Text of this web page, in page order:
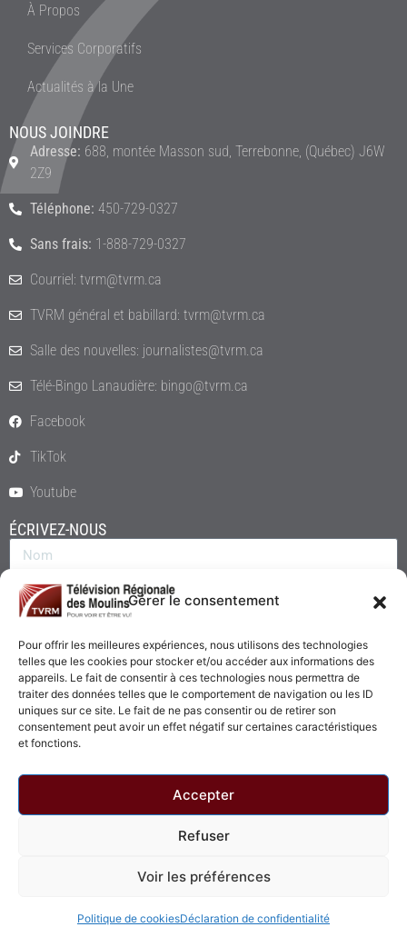
Gérer le consentement
Pour offrir les meilleures expériences, nous utilisons des technologies
telles que les cookies pour stocker et/ou accéder aux informations des
appareils. Le fait de consentir à ces technologies nous permettra de
traiter des données telles que le comportement de navigation ou les ID
uniques sur ce site. Le fait de ne pas consentir ou de retirer son
consentement peut avoir un effet négatif sur certaines caractéristiques
et fonctions.
Accepter
Refuser
Voir les préférences
Politique de cookiesDéclaration de confidentialité
À Propos
Services Corporatifs
Actualités à la Une
NOUS JOINDRE
Adresse: 688, montée Masson sud, Terrebonne, (Québec) J6W
2Z9
Téléphone: 450-729-0327
Sans frais: 1-888-729-0327
Courriel: tvrm@tvrm.ca
TVRM général et babillard: tvrm@tvrm.ca
Salle des nouvelles: journalistes@tvrm.ca
Télé-Bingo Lanaudière: bingo@tvrm.ca
Facebook
TikTok
Youtube
ÉCRIVEZ-NOUS
© 2026 - Télévision Régionale des Moulins. Tous droits réservés.